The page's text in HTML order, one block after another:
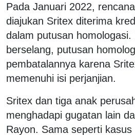
Pada Januari 2022,
diajukan Sritex diterima
dalam putusan homologasi.
berselang, putusan
pembatalannya karena
memenuhi isi perjanjian.
Sritex dan tiga anak
menghadapi gugatan lain
Rayon. Sama seperti kasus